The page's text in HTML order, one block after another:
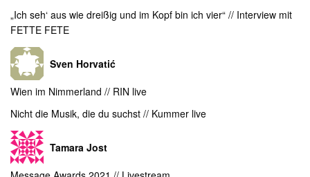
„Ich seh‘ aus wie dreißig und im Kopf bin ich vier“ // Interview mit
FETTE FETE
Sven Horvatić
Wien im Nimmerland // RIN live
Nicht die Musik, die du suchst // Kummer live
Tamara Jost